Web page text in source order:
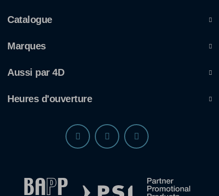
Catalogue
Marques
Aussi par 4D
Heures d'ouverture